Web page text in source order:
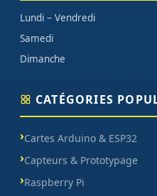
Lundi – Vendredi
Samedi
Dimanche
CATÉGORIES
Cartes Arduino & ESP32
Capteurs & Prototypage
Raspberry Pi